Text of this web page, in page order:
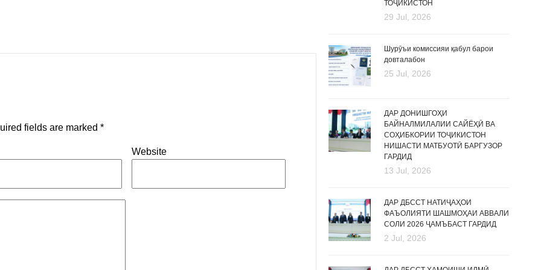
fields are marked *
Website
ТОҶИКИСТОН
29 Jul, 2026
Шурӯъи комиссияи қабул барои
довталабон
25 Jul, 2026
ДАР ДОНИШГОҲИ
БАЙНАЛМИЛАЛИИ САЙЁҲӢ ВА
СОҲИБКОРИИ ТОҶИКИСТОН
НИШАСТИ МАТБУОТӢ БАРГУЗОР
ГАРДИД
13 Jul, 2026
ДАР ДБССТ НАТИҶАҲОИ
ФАЪОЛИЯТИ ШАШМОҲАИ АВВАЛИ
СОЛИ 2026 ҶАМЪБАСТ ГАРДИД
2 Jul, 2026